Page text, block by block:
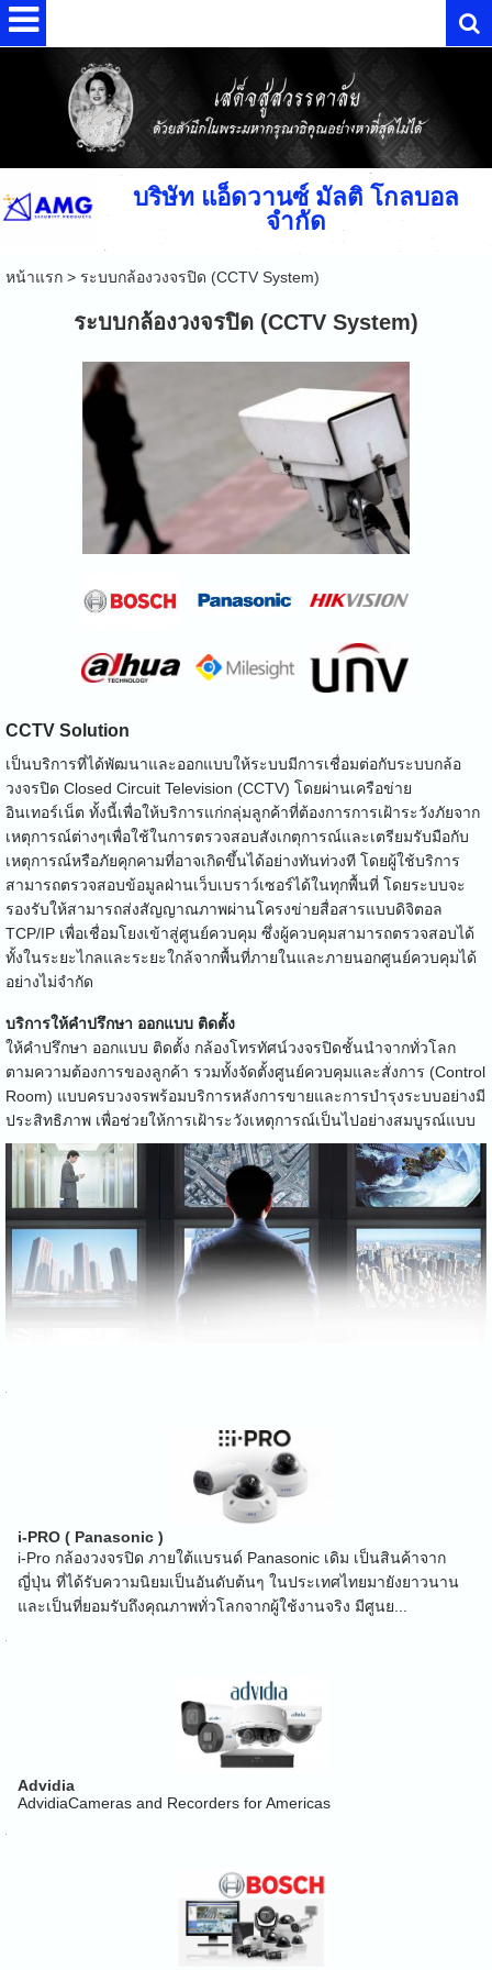
บริษัท แอ็ดวานซ์ มัลติ โกลบอล
จำกัด
หน้าแรก> ระบบกล้องวงจรปิด (CCTV System)
ระบบกล้องวงจรปิด (CCTV System)
CCTV Solution
เป็นบริการที่ได้พัฒนาและออกแบบให้ระบบมีการเชื่อมต่อกับระบบกล้อ
วงจรปิด Closed Circuit Television (CCTV) โดยผ่านเครือข่าย
อินเทอร์เน็ต ทั้งนี้เพื่อให้บริการแก่กลุ่มลูกค้าที่ต้องการการเฝ้าระวังภัยจาก
เหตุการณ์ต่างๆเพื่อใช้ในการตรวจสอบสังเกตุการณ์และเตรียมรับมือกับ
เหตุการณ์หรือภัยคุกคามที่อาจเกิดขึ้นได้อย่างทันท่วงที โดยผู้ใช้บริการ
สามารถตรวจสอบข้อมูลฝ่านเว็บเบราว์เซอร์ได้ในทุกพื้นที่ โดยระบบจะ
รองรับให้สามารถส่งสัญญาณภาพผ่านโครงข่ายสื่อสารแบบดิจิตอล
TCP/IP เพื่อเชื่อมโยงเข้าสู่ศูนย์ควบคุม ซึ่งผู้ควบคุมสามารถตรวจสอบได้
ทั้งในระยะไกลและระยะใกล้จากพื้นที่ภายในและภายนอกศูนย์ควบคุมได้
อย่างไม่จำกัด
บริการให้คำปรึกษา ออกแบบ ติดตั้ง
ให้คำปรึกษา ออกแบบ ติดตั้ง กล้องโทรทัศน์วงจรปิดชั้นนำจากทั่วโลก
ตามความต้องการของลูกค้า รวมทั้งจัดตั้งศูนย์ควบคุมและสั่งการ (Control
Room) แบบครบวงจรพร้อมบริการหลังการขายและการบำรุงระบบอย่างมี
ประสิทธิภาพ เพื่อช่วยให้การเฝ้าระวังเหตุการณ์เป็นไปอย่างสมบูรณ์แบบ
i-PRO ( Panasonic )
i-Pro กล้องวงจรปิด ภายใต้แบรนด์ Panasonic เดิม เป็นสินค้าจาก
ญี่ปุ่น ที่ได้รับความนิยมเป็นอันดับต้นๆ ในประเทศไทยมายังยาวนาน
และเป็นที่ยอมรับถึงคุณภาพทั่วโลกจากผู้ใช้งานจริง มีศูนย...
Advidia
AdvidiaCameras and Recorders for Americas